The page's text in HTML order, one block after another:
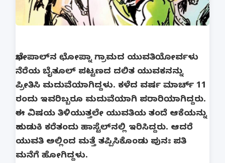
ಭೋಪಾಲ್‌ನ ಛೋಪ್ನಾ ಗ್ರಾಮದ ಯುವತಿಯೋರ್ವಳು
ನೆರೆಯ ಬೈತೂಲ್ ಪಟ್ಟಣದ ದಲಿತ ಯುವಕನನ್ನು
ಪ್ರೀತಿಸಿ ಮದುವೆಯಾಗಿದ್ದಳು. ಕಳೆದ ವರ್ಷ ಮಾರ್ಚ್‌ 11
ರಂದು ಇವರಿಬ್ಬರೂ ಮದುವೆಯಾಗಿ ಪರಾರಿಯಾಗಿದ್ದರು.
ಈ ವಿಷಯ ತಿಳಿಯುತ್ತಲೇ ಯುವತಿಯ ತಂದೆ ಆಕೆಯನ್ನು
ಹುಡುಕಿ ಕರೆತಂದು ಹಾಸ್ಟೆಲ್‌ನಲ್ಲಿ ಇರಿಸಿದ್ದರು. ಆದರೆ
ಯುವತಿ ಅಲ್ಲಿಂದ ಮತ್ತೆ ತಪ್ಪಿಸಿಕೊಂಡು ಪುನಃ ಪತಿ
ಮನೆಗೆ ಹೋಗಿದ್ದಳು.